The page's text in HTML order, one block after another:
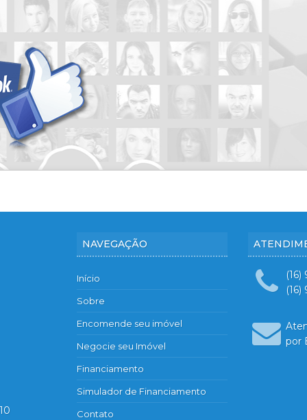
Condomínio Villa Romana 2
Condomínio Villa Tambaú
Condomínio Village Monet
Condomínio Vista Bella
Condomínio Vivendas da Mata
Edifício Alabastro
Edifício Álamo
Edifício Alleanza D’oro
Edifício Amsterdam
Edifício Antuérpia
Edifício Arvo Ribeirania
Edifício Barão de Mauá
Edificio Barcelona
Edifício Blue Diamond
NAVEGAÇÃO
Início
Sobre
Encomende seu imóvel
Negocie seu Imóvel
Financiamento
Simulador de Financiamento
Contato
(16)
(16)
por